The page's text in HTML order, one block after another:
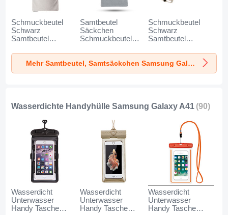
Schmuckbeutel
Schwarz
Samtbeutel
Universal K02 für
Samsung Galaxy
A41 Grau
Samtbeutel
Säckchen
Schmuckbeutel
für Samsung
Galaxy A41 Grau
Schmuckbeutel
Schwarz
Samtbeutel
Universal S05 für
Samsung Galaxy
A41 Braun
Mehr Samtbeutel, Samtsäckchen Samsung Galaxy A41
Wasserdichte Handyhülle Samsung Galaxy A41 (90)
Wasserdicht
Unterwasser
Handy Tasche
Wasserdicht
Unterwasser
Handy Tasche
Wasserdicht
Unterwasser
Handy Tasche